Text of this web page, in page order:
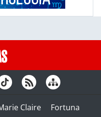
Claire
Fortuna